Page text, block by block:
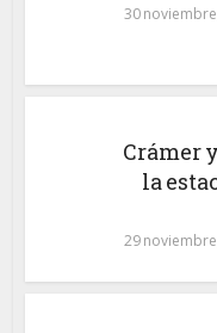
30
Crámer
la
29